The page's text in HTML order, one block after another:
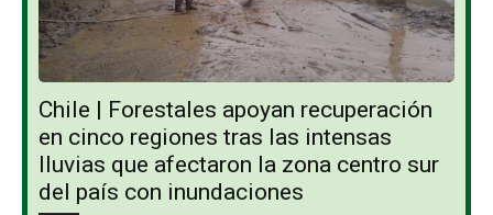
Chile | Forestales apoyan recuperación
en cinco regiones tras las intensas
lluvias que afectaron la zona centro sur
del país con inundaciones